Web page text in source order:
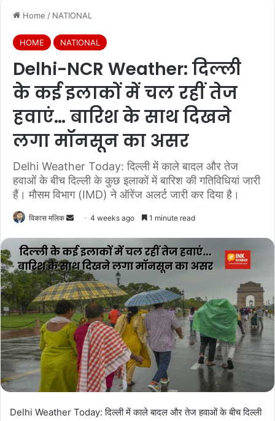
Home / NATIONAL
HOME NATIONAL
Delhi-NCR Weather: दिल्ली
के कई इलाकों में चल रहीं तेज
हवाएं… बारिश के साथ दिखने
लगा मॉनसून का असर
Delhi Weather Today: दिल्ली में काले बादल और तेज
हवाओं के बीच दिल्ली के कुछ इलाकों में बारिश की गतिविधियां जारी
हैं। मौसम विभाग (IMD) ने ऑरेंज अलर्ट जारी कर दिया है।
विकास मलिक
n
d
a
n
e
m
a
i
4 weeks ago 1 minute read
Delhi Weather Today: दिल्ली में काले बादल और तेज हवाओं के बीच दिल्ली